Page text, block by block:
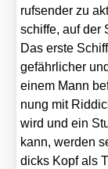
rufsen­der zu
schif­fe, auf der
Das ers­te
gefähr­li­cher
einem Mann
nung mit
wird und ein
kann, wer­den
dicks Kopf als